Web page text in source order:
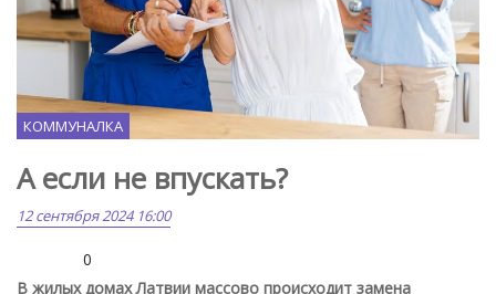
КОММУНАЛКА
А если не впускать?
12 сентября 2024 16:00
0
В жилых домах Латвии массово происходит замена